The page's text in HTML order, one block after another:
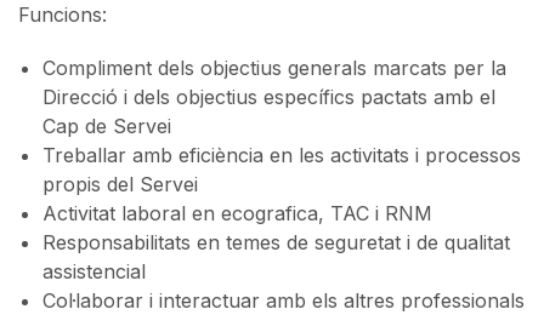
Funcions:
Compliment dels objectius generals marcats per la
Direcció i dels objectius específics pactats amb el
Cap de Servei
Treballar amb eficiència en les activitats i processos
propis del Servei
Activitat laboral en ecografica, TAC i RNM
Responsabilitats en temes de seguretat i de qualitat
assistencial
Col·laborar i interactuar amb els altres professionals